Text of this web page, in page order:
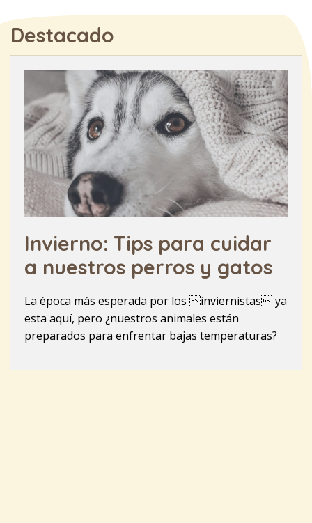
Destacado
Invierno: Tips para cuidar
a nuestros perros y gatos
La época más esperada por los inviernistas ya
esta aquí, pero ¿nuestros animales están
preparados para enfrentar bajas temperaturas?